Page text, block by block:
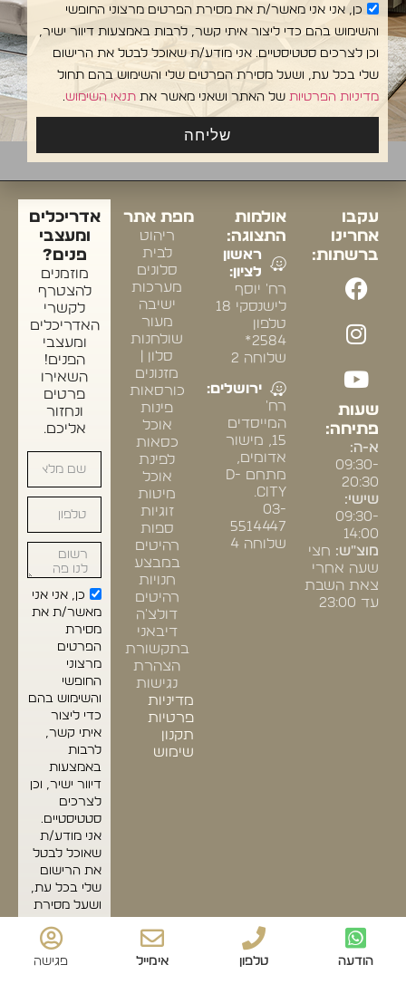
הודעה טלפון אימייל פגישה
DOLCE DIVANI • DOLCE DIVANI
עקבו
אחרינו
ברשתות:
שעות
פתיחה:
א-ה:
09:30-
20:30
שישי:
09:30-
14:00
מוצ"ש: חצי
שעה אחרי
צאת השבת
עד 23:00
אולמות
התצוגה:
ראשון
לציון:
רח' יוסף
לישנסקי 18
טלפון
2584*
שלוחה 2
ירושלים:
רח'
המייסדים
15, מישור
אדומים,
מתחם D-
CITY.
03-
5514447
שלוחה 4
מפת אתר
ריהוט
לבית
סלונים
מערכות
ישיבה
מעור
שולחנות
סלון |
מזנונים
כורסאות
פינות
אוכל
כסאות
לפינת
אוכל
מיטות
זוגיות
ספות
רהיטים
במבצע
חנויות
רהיטים
דולצ'ה
דיבאני
בתקשורת
הצהרת
נגישות
מדיניות
פרטיות
תקנון
שימוש
אדריכלים
ומעצבי
פנים?
מוזמנים
להצטרף
לקשרי
האדריכלים
ומעצבי
הפנים!
השאירו
פרטים
ונחזור
אליכם.
כן, אני אני
מאשר/ת את
מסירת
הפרטים
מרצוני
החופשי
והשימוש בהם
כדי ליצור
איתי קשר,
לרבות
באמצעות
דיוור ישיר, וכן
לצרכים
סטטיסטיים.
אני מודע/ת
שאוכל לבטל
את הרישום
שלי בכל עת,
ושעל מסירת
והשימוש בהם
מדיניות
כן, אני אני מאשר/ת את מסירת הפרטים מרצוני החופשי
והשימוש בהם כדי ליצור איתי קשר, לרבות באמצעות דיוור ישיר,
וכן לצרכים סטטיסטיים. אני מודע/ת שאוכל לבטל את הרישום
שלי בכל עת, ושעל מסירת הפרטים שלי והשימוש בהם תחול
מדיניות הפרטיות של האתר ושאני מאשר את תנאי השימוש.
שליחה